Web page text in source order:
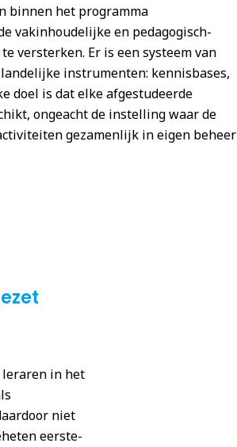
binnen het programma
vakinhoudelijke en pedagogisch-
versterken. Er is een systeem van
instrumenten: kennisbases,
doel is dat elke afgestudeerde
ongeacht de instelling waar de
gezamenlijk in eigen beheer
leraren in het
niet
eerste-